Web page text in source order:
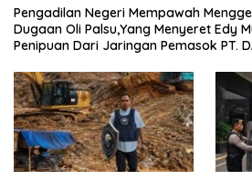
Pengadilan Negeri Mempawah
Dugaan Oli Palsu,Yang Menyeret Edy
Penipuan Dari Jaringan Pemasok PT.